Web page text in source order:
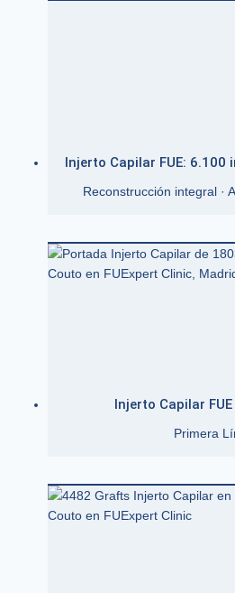
Injerto Capilar FUE:
Reconstrucción integral ·
Injerto Capilar
Primera